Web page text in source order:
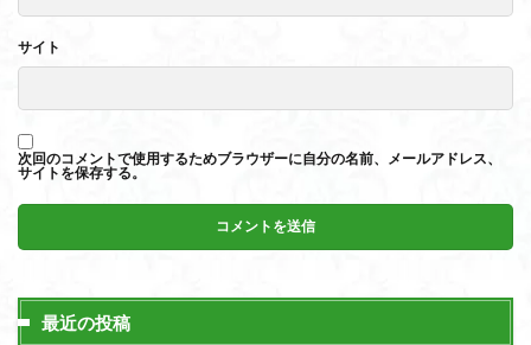
サイト
次回のコメントで使用するためブラウザーに自分の名前、メールアドレス、
サイトを保存する。
最近の投稿